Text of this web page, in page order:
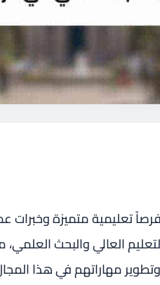
تعليمية متميزة وخبرات
العالي والبحث
مهاراتهم في هذا